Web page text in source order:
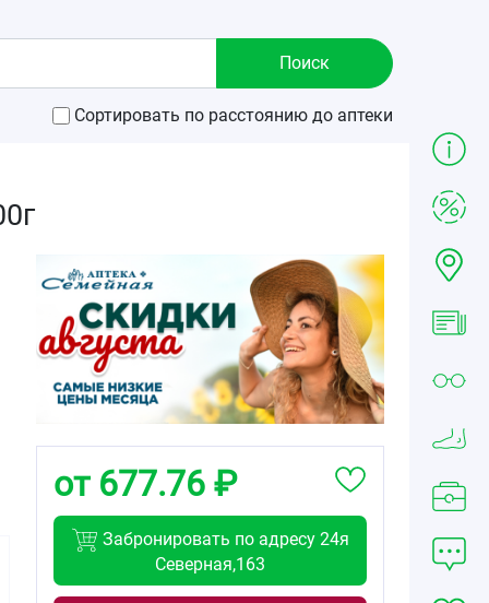
Сортировать по расстоянию до аптеки
от 677.76 ₽
Забронировать по адресу 24я
Северная,163